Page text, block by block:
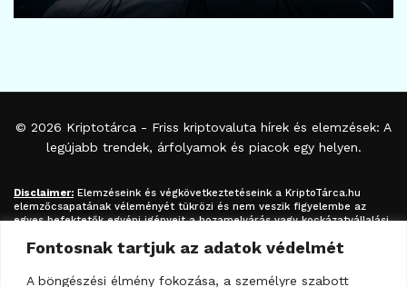
Fontosnak tartjuk az adatok védelmét
A böngészési élmény fokozása, a személyre szabott
© 2026 Kriptotárca - Friss kriptovaluta hírek és elemzések: A
legújabb trendek, árfolyamok és piacok egy helyen.
Disclaimer: Elemzéseink és végkövetkeztetéseink a KriptoTárca.hu
elemzőcsapatának véleményét tükrözi és nem veszik figyelembe az
egyes befektetők egyéni igényeit a hozamelvárás vagy kockázatvállalási
befektetési tanácsadásnak, befektetési ajánlásnak, értékpapír /
kriptovaluta / token / ICO / cloud mining stb. jegyzésére / vételére /
eladására vonatkozó felhívásnak azok kizárólag tájékoztatásul